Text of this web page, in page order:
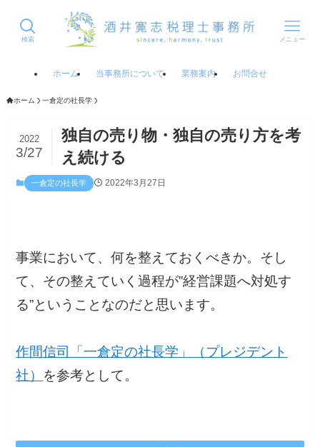
検索 メニュー
ホーム 当事務所について 業務案内 お問合せ
ホーム 一倉定の社長学
独自の売り物・独自の売り方を考
え続ける
2022
3/27
一倉定の社長学 2022年3月27日
事業において、何を整えておくべきか。そし
て、その整えていく過程が”経営課題へ対処す
る”ということなのだと思います。
作間信司「一倉定の社長学」（プレジデント
社） を参考として。